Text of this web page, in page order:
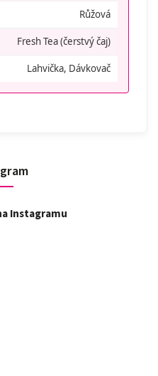
Růžová
Fresh Tea (čerstvý čaj)
Lahvička, Dávkovač
Instagramu